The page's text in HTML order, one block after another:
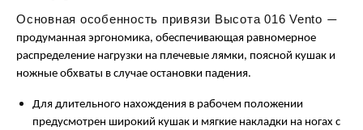
Основная особенность привязи Высота 016 Vento —
продуманная эргономика, обеспечивающая равномерное
распределение нагрузки на плечевые лямки, поясной кушак и
ножные обхваты в случае остановки падения.
Для длительного нахождения в рабочем положении
предусмотрен широкий кушак и мягкие накладки на ногах с